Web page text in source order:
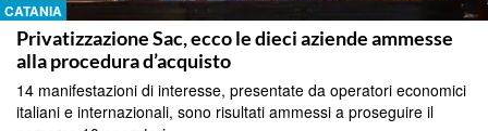
CATANIA
Privatizzazione Sac, ecco le dieci aziende ammesse
alla procedura d’acquisto
14 manifestazioni di interesse, presentate da operatori economici
italiani e internazionali, sono risultati ammessi a proseguire il